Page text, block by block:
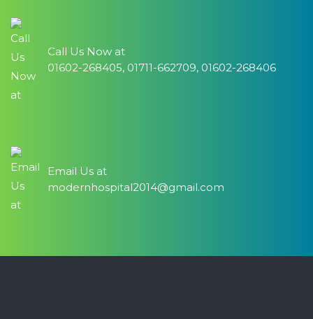
Call Us Now at
01602-268405, 01711-662709, 01602-268406
Email Us at
modernhospital2014@gmail.com